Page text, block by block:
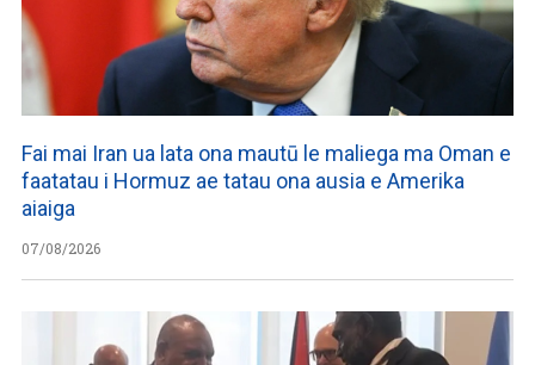
Fai mai Iran ua lata ona mautū le maliega ma Oman e
faatatau i Hormuz ae tatau ona ausia e Amerika
aiaiga
07/08/2026